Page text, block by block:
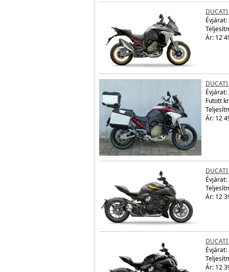
Évjárat:
Ár: 12
Évjárat:
Futott
Ár: 12
Évjárat:
Ár: 12
Évjárat:
Ár: 12